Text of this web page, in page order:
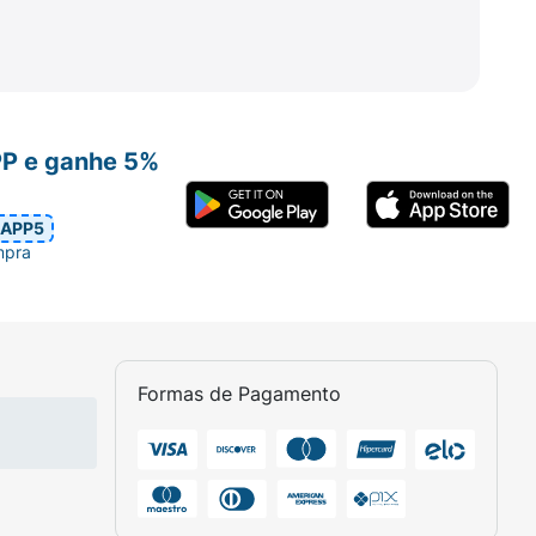
hidratados e protegidos de forma
Formas de Pagamento
e ganhe 5%
APP5